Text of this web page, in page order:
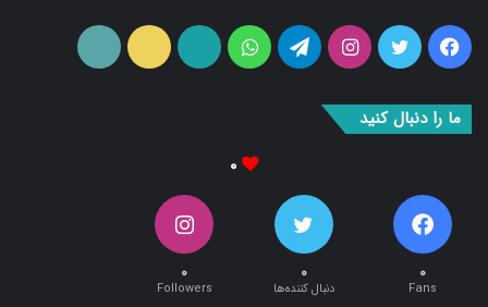
فیس
توییتر اینستاگرامتلگرام واتس
آپارات ایتا
ما را دنبال کنید
۰
۰
Fans
۰
دنبال کننده‌ها
۰
Followers